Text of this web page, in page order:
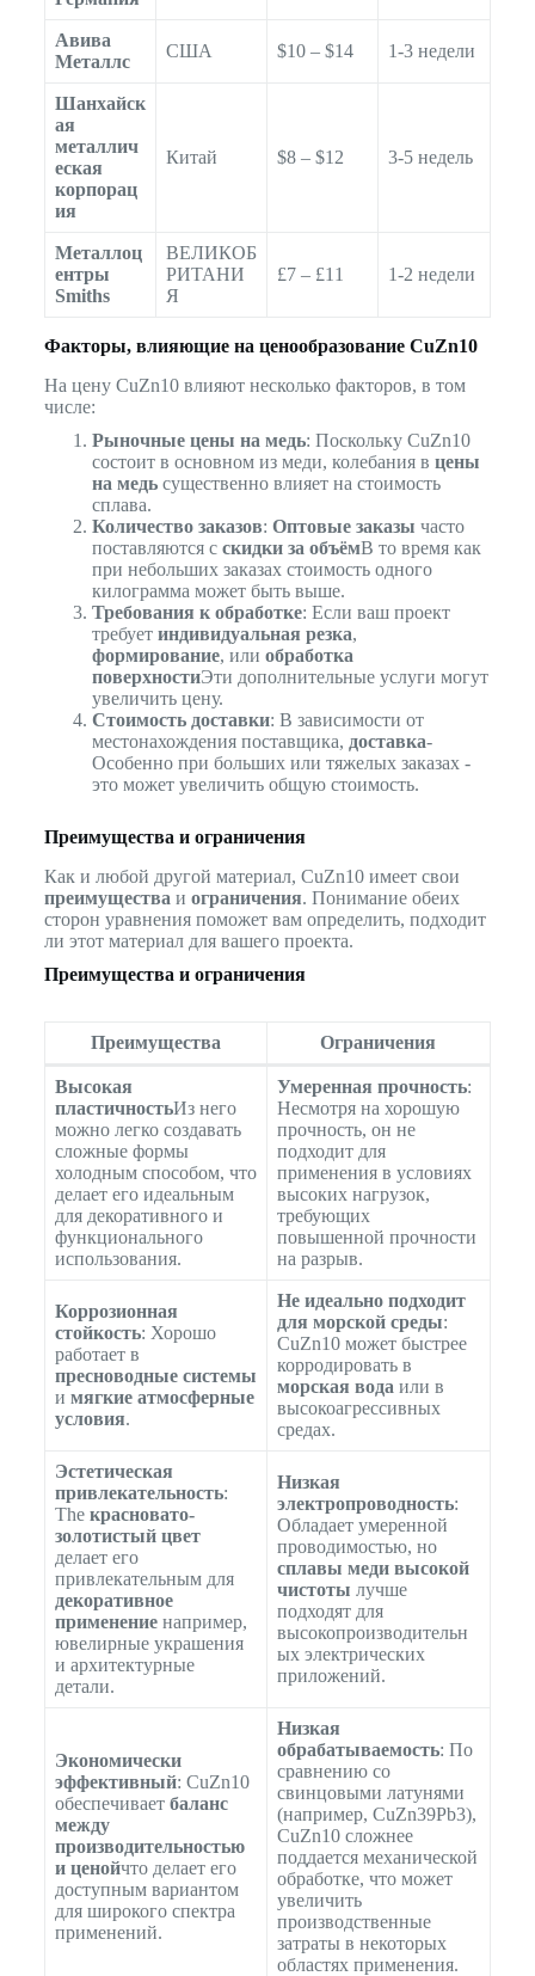
Авива
Металлс
США $10 – $14 1-3 недели
Шанхайск
ая
металлич
еская
корпорац
ия
Китай $8 – $12 3-5 недель
Металлоц
ентры
Smiths
ВЕЛИКОБ
РИТАНИ
Я
£7 – £11 1-2 недели
Факторы, влияющие на ценообразование CuZn10
На цену CuZn10 влияют несколько факторов, в том
числе:
Рыночные цены на медь: Поскольку CuZn10
состоит в основном из меди, колебания в цены
на медьсущественно влияет на стоимость
сплава.
Количество заказов: Оптовые заказы часто
поставляются с скидки за объёмВ то время как
при небольших заказах стоимость одного
килограмма может быть выше.
Требования к обработке: Если ваш проект
требует индивидуальная резка,
формирование, или обработка
поверхностиЭти дополнительные услуги могут
увеличить цену.
Стоимость доставки: В зависимости от
местонахождения поставщика, доставка-
Особенно при больших или тяжелых заказах -
это может увеличить общую стоимость.
Преимущества и ограничения
Как и любой другой материал, CuZn10 имеет свои
преимущества и ограничения. Понимание обеих
сторон уравнения поможет вам определить, подходит
ли этот материал для вашего проекта.
Преимущества и ограничения
Преимущества Ограничения
Высокая
пластичностьИз него
можно легко создавать
сложные формы
холодным способом, что
делает его идеальным
для декоративного и
функционального
использования.
Умеренная прочность:
Несмотря на хорошую
прочность, он не
подходит для
применения в условиях
высоких нагрузок,
требующих
повышенной прочности
на разрыв.
Коррозионная
стойкость: Хорошо
работает в
пресноводные системы
и мягкие атмосферные
условия.
Не идеально подходит
для морской среды:
CuZn10 может быстрее
корродировать в
морская вода или в
высокоагрессивных
средах.
Эстетическая
привлекательность:
The красновато-
золотистый цвет
делает его
привлекательным для
декоративное
применениенапример,
ювелирные украшения
и архитектурные
детали.
Низкая
электропроводность:
Обладает умеренной
проводимостью, но
сплавы меди высокой
чистоты лучше
подходят для
высокопроизводительн
ых электрических
приложений.
Экономически
эффективный: CuZn10
обеспечивает баланс
между
производительностью
и ценойчто делает его
доступным вариантом
для широкого спектра
применений.
Низкая
обрабатываемость: По
сравнению со
свинцовыми латунями
(например, CuZn39Pb3),
CuZn10 сложнее
поддается механической
обработке, что может
увеличить
производственные
затраты в некоторых
областях применения.